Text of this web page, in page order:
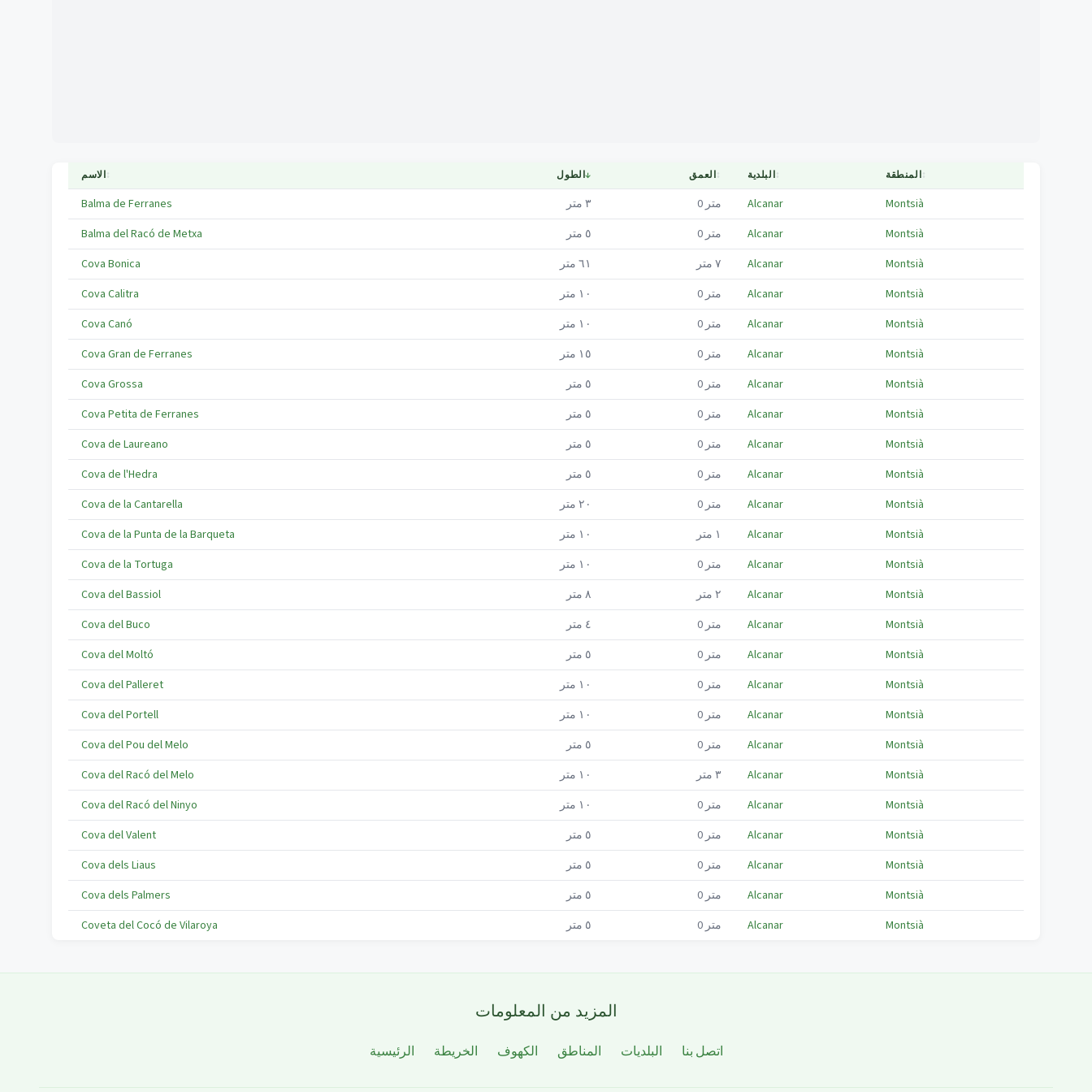
الاسم↕ الطول↓ العمق↕ البلدية↕ المنطقة↕
Balma de Ferranes ٣ متر 0 متر Alcanar
Montsià
Balma del Racó de Metxa
٥ متر 0 متر Alcanar
Montsià
Cova Bonica
٦١ متر ٧ متر Alcanar
Montsià
Cova Calitra
١٠ متر 0 متر Alcanar
Montsià
Cova Canó
١٠ متر 0 متر Alcanar
Montsià
Cova Gran de Ferranes
١٥ متر 0 متر Alcanar
Montsià
Cova Grossa
٥ متر 0 متر Alcanar
Montsià
Cova Petita de Ferranes
٥ متر 0 متر Alcanar
Montsià
Cova de Laureano
٥ متر 0 متر Alcanar
Montsià
Cova de l'Hedra
٥ متر 0 متر Alcanar
Montsià
Cova de la Cantarella
٢٠ متر 0 متر Alcanar
Montsià
Cova de la Punta de la Barqueta
١٠ متر ١ متر Alcanar
Montsià
Cova de la Tortuga
١٠ متر 0 متر Alcanar
Montsià
Cova del Bassiol
٨ متر ٢ متر Alcanar
Montsià
Cova del Buco
٤ متر 0 متر Alcanar
Montsià
Cova del Moltó
٥ متر 0 متر Alcanar
Montsià
Cova del Palleret
١٠ متر 0 متر Alcanar
Montsià
Cova del Portell
١٠ متر 0 متر Alcanar
Montsià
Cova del Pou del Melo
٥ متر 0 متر Alcanar
Montsià
Cova del Racó del Melo
١٠ متر ٣ متر Alcanar
Montsià
Cova del Racó del Ninyo
١٠ متر 0 متر Alcanar
Montsià
Cova del Valent
٥ متر 0 متر Alcanar
Montsià
Cova dels Liaus
٥ متر 0 متر Alcanar
Montsià
Cova dels Palmers
٥ متر 0 متر Alcanar
Montsià
Coveta del Cocó de Vilaroya
٥ متر 0 متر Alcanar Montsià
المزيد من المعلومات
الرئيسية الخريطة الكهوف المناطق البلديات اتصل بنا